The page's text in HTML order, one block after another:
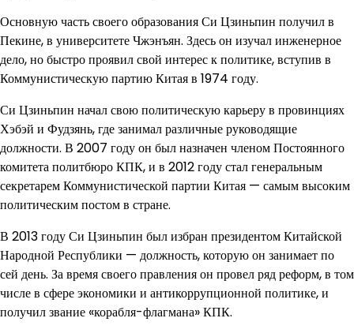
Основную часть своего образования Си Цзиньпин получил в
Пекине, в университете Чжэнъян. Здесь он изучал инженерное
дело, но быстро проявил свой интерес к политике, вступив в
Коммунистическую партию Китая в 1974 году.
Си Цзиньпин начал свою политическую карьеру в провинциях
Хэбэй и Фудзянь, где занимал различные руководящие
должности. В 2007 году он был назначен членом Постоянного
комитета политбюро КПК, и в 2012 году стал генеральным
секретарем Коммунистической партии Китая — самым высоким
политическим постом в стране.
В 2013 году Си Цзиньпин был избран президентом Китайской
Народной Республики — должность, которую он занимает по
сей день. За время своего правления он провел ряд реформ, в том
числе в сфере экономики и антикоррупционной политике, и
получил звание «корабля-флагмана» КПК.